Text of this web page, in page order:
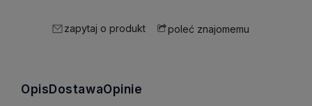
zapytaj o produkt poleć znajomemu
Opis DostawaOpinie